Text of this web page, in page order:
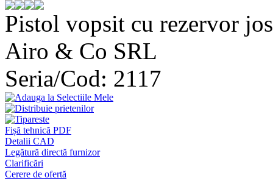
Pistol vopsit cu rezervor
Airo & Co SRL
Seria/Cod: 2117
Fișă tehnică PDF
Detalii CAD
Legătură directă furnizor
Clarificări
Cerere de ofertă